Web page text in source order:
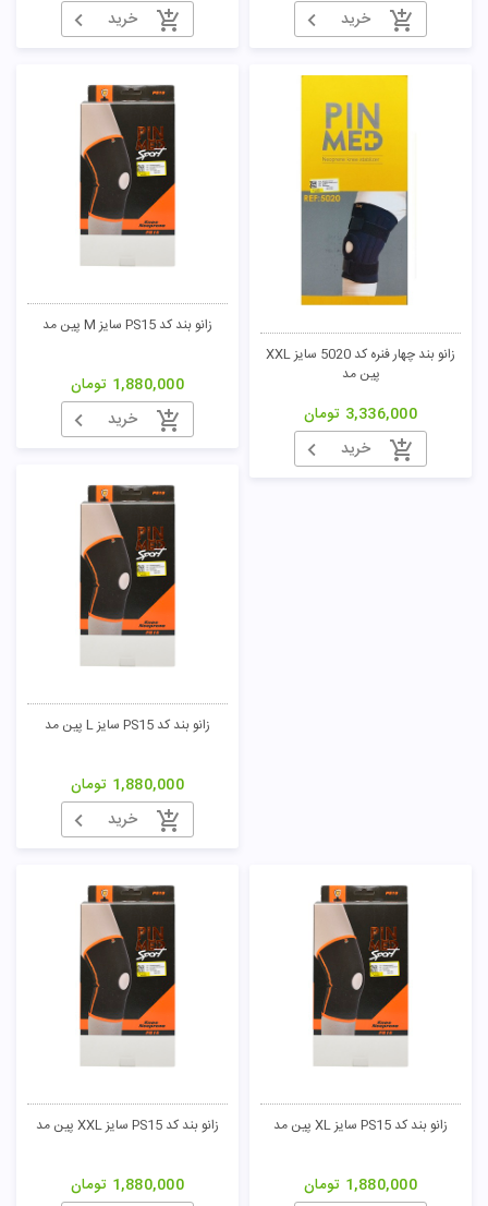
خرید خرید
زانو بند چهار فنره کد 5020 سایز XXL
پین مد
3,336,000 تومان
خرید
زانو بند کد PS15 سایز M پین مد
1,880,000 تومان
خرید
زانو بند کد PS15 سایز L پین مد
1,880,000 تومان
خرید
زانو بند کد PS15 سایز XL پین مد
1,880,000 تومان
زانو بند کد PS15 سایز XXL پین مد
1,880,000 تومان